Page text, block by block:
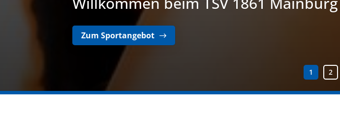
Sportschule für Kinder
Zur Sportschule für Kinder